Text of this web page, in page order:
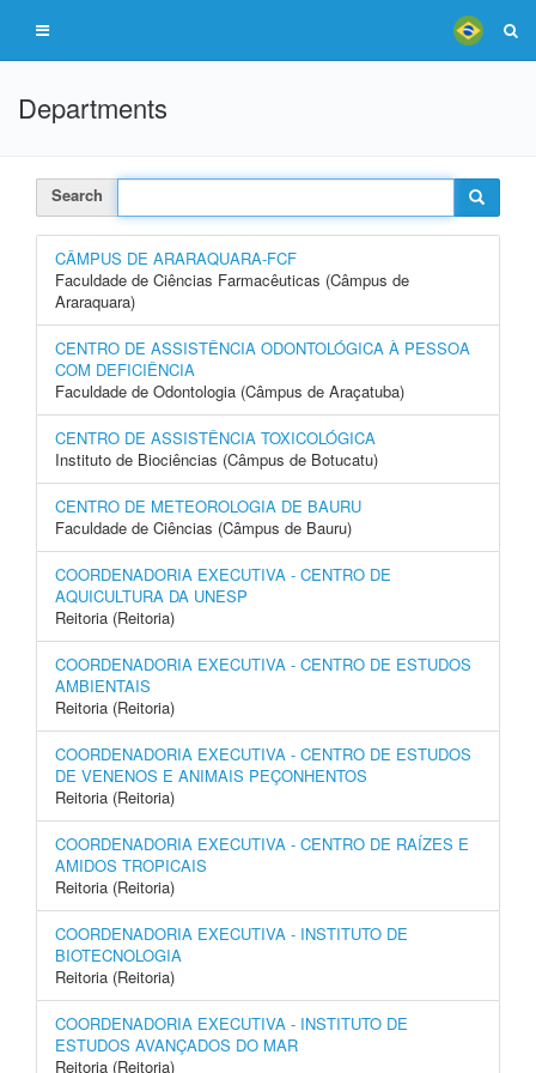
Departments
Search
CÂMPUS DE ARARAQUARA-FCF
Faculdade de Ciências Farmacêuticas (Câmpus de
Araraquara)
CENTRO DE ASSISTÊNCIA ODONTOLÓGICA À PESSOA
COM DEFICIÊNCIA
Faculdade de Odontologia (Câmpus de Araçatuba)
CENTRO DE ASSISTÊNCIA TOXICOLÓGICA
Instituto de Biociências (Câmpus de Botucatu)
CENTRO DE METEOROLOGIA DE BAURU
Faculdade de Ciências (Câmpus de Bauru)
COORDENADORIA EXECUTIVA - CENTRO DE
AQUICULTURA DA UNESP
Reitoria (Reitoria)
COORDENADORIA EXECUTIVA - CENTRO DE ESTUDOS
AMBIENTAIS
Reitoria (Reitoria)
COORDENADORIA EXECUTIVA - CENTRO DE ESTUDOS
DE VENENOS E ANIMAIS PEÇONHENTOS
Reitoria (Reitoria)
COORDENADORIA EXECUTIVA - CENTRO DE RAÍZES E
AMIDOS TROPICAIS
Reitoria (Reitoria)
COORDENADORIA EXECUTIVA - INSTITUTO DE
BIOTECNOLOGIA
Reitoria (Reitoria)
COORDENADORIA EXECUTIVA - INSTITUTO DE
ESTUDOS AVANÇADOS DO MAR
Reitoria (Reitoria)